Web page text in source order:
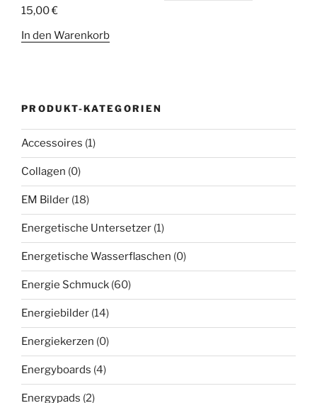
15,00€
In den Warenkorb
PRODUKT-KATEGORIEN
Accessoires (1)
Collagen (0)
EM Bilder (18)
Energetische Untersetzer (1)
Energetische Wasserflaschen (0)
Energie Schmuck (60)
Energiebilder (14)
Energiekerzen (0)
Energyboards (4)
Energypads (2)